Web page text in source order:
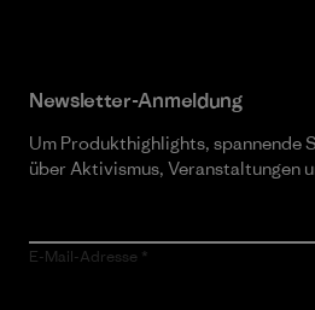
Newsletter-Anmeldung
Um Produkthighlights, spannende
über Aktivismus, Veranstaltungen
E-Mail-Adresse